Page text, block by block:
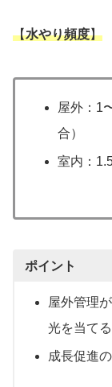
【水やり頻度】
屋外：1
合）
室内：
ポイント
屋外管理
光を当てる
成長促進